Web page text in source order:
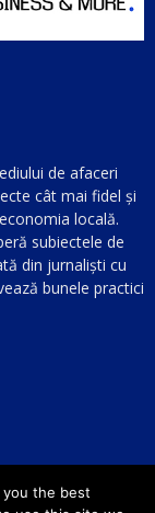
de afaceri
cât mai fidel și
locală.
subiectele de
din jurnaliști cu
bunele practici
the best